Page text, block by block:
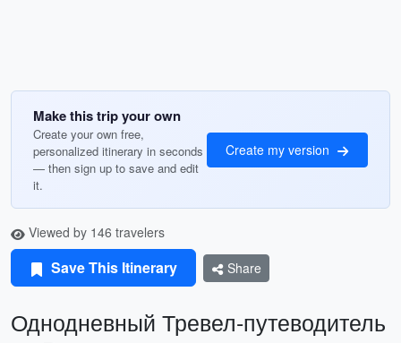
Make this trip your own
Create your own free,
personalized itinerary in seconds
— then sign up to save and edit
it.
Create my version
Viewed by 146 travelers
Save This Itinerary Share
Однодневный Тревел-путеводитель